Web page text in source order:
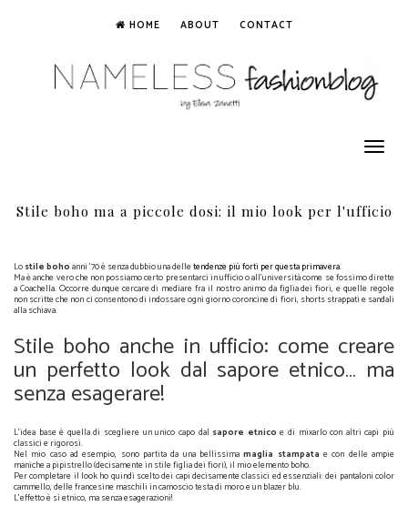
HOME ABOUT CONTACT
Toggle
navigation
Stile boho ma a piccole dosi: il mio look per l'ufficio
Lostile bohoanni '70 è senza dubbio una delletendenze più forti per questa primavera.
Ma è anche vero che non possiamo certo presentarci in ufficio o all'università come se fossimo dirette
a Coachella. Occorre dunque cercare di mediare fra il nostro animo da figlia dei fiori, e quelle regole
non scritte che non ci consentono di indossare ogni giorno coroncine di fiori, shorts strappati e sandali
alla schiava.
Stile boho anche in ufficio: come creare
un perfetto look dal sapore etnico… ma
senza esagerare!
L'idea base è quella di scegliere un unico capo dal sapore etnico e di mixarlo con altri capi più
classici e rigorosi.
Nel mio caso ad esempio, sono partita da una bellissimamaglia stampata e con delle ampie
maniche a pipistrello (decisamente in stile figlia dei fiori), il mio elemento boho.
Per completare il look ho quindi scelto dei capi decisamente classici ed essenziali: dei pantaloni color
cammello, delle francesine maschili in camoscio testa di moro e un blazer blu.
L'effetto è sì etnico, ma senza esagerazioni!